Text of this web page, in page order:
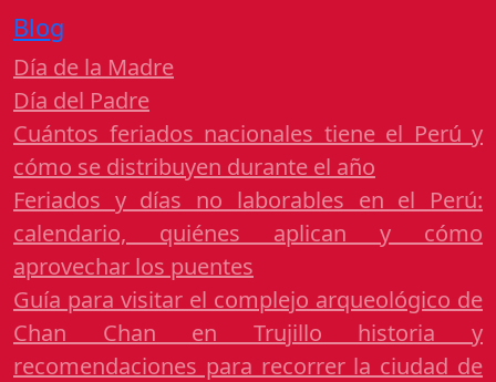
Blog
Día de la Madre
Día del Padre
Cuántos feriados nacionales tiene el Perú y
cómo se distribuyen durante el año
Feriados y días no laborables en el Perú:
calendario, quiénes aplican y cómo
aprovechar los puentes
Guía para visitar el complejo arqueológico de
Chan Chan en Trujillo historia y
recomendaciones para recorrer la ciudad de